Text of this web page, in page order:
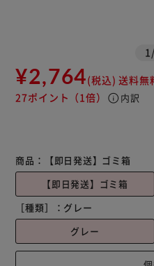
1/
¥2,764(税込) 送料無
27ポイント （1倍） info 内訳
商品：
【即日発送】ゴミ箱
【即日発送】ゴミ箱
［種類］： グレー
グレー